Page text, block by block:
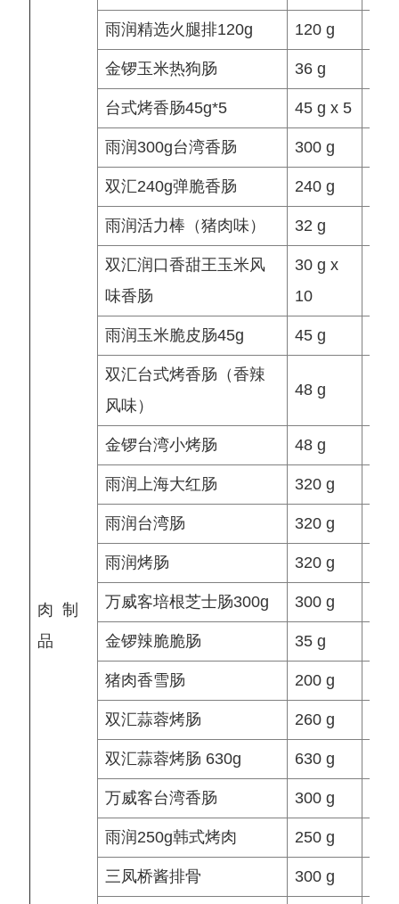
肉 制
品
雨润精选火腿排120g 120 g
金锣玉米热狗肠 36 g
台式烤香肠45g*5 45 g x 5
雨润300g台湾香肠 300 g
双汇240g弹脆香肠 240 g
雨润活力棒（猪肉味） 32 g
双汇润口香甜王玉米风
味香肠
30 g x
10
雨润玉米脆皮肠45g 45 g
双汇台式烤香肠（香辣
风味）
48 g
金锣台湾小烤肠 48 g
雨润上海大红肠 320 g
雨润台湾肠 320 g
雨润烤肠 320 g
万威客培根芝士肠300g 300 g
金锣辣脆脆肠 35 g
猪肉香雪肠 200 g
双汇蒜蓉烤肠 260 g
双汇蒜蓉烤肠 630g 630 g
万威客台湾香肠 300 g
雨润250g韩式烤肉 250 g
三凤桥酱排骨 300 g